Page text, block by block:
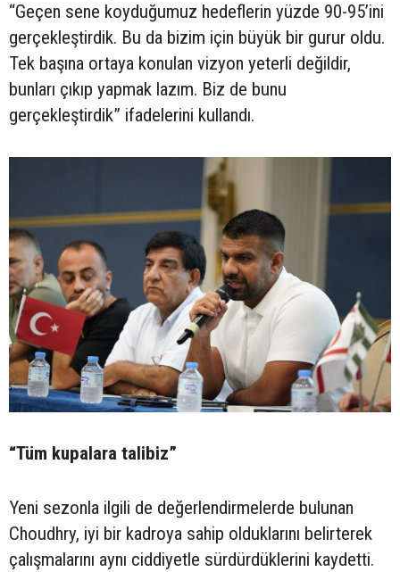
“Geçen sene koyduğumuz hedeflerin yüzde 90-95’ini
gerçekleştirdik. Bu da bizim için büyük bir gurur oldu.
Tek başına ortaya konulan vizyon yeterli değildir,
bunları çıkıp yapmak lazım. Biz de bunu
gerçekleştirdik” ifadelerini kullandı.
“Tüm kupalara talibiz”
Yeni sezonla ilgili de değerlendirmelerde bulunan
Choudhry, iyi bir kadroya sahip olduklarını belirterek
çalışmalarını aynı ciddiyetle sürdürdüklerini kaydetti.